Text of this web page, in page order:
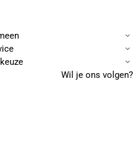
Wil je ons volgen?